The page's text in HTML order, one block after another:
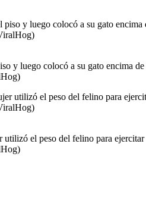
y luego colocó a su gato encima de
utilizó el peso del felino para ejercitar